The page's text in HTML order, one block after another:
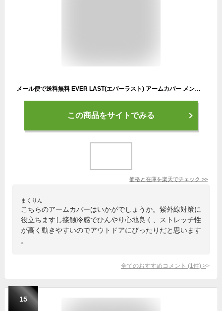
メール便で送料無料 EVER LAST(エバーラスト) アームカバー メンズ 接触冷感 ひんやり ストレッチ ロゴ プリント 日焼け対策 ブラック 紫外線対策 通気性 UV対策 uvカット スポーツ ロングタイプ アウトドア アームカバー アームウォーマー ブランド レディース ワークマン
この商品をサイトでみる
価格と在庫を楽天でチェック >>
まくりん
こちらのアームカバーはいかがでしょうか。紫外線対策に
役立ちますし接触冷感でひんやり心地良く、ストレッチ性
が高く動きやすいのでアウトドアにぴったりだと思います
。
全てのおすすめコメント (1 件) >
15